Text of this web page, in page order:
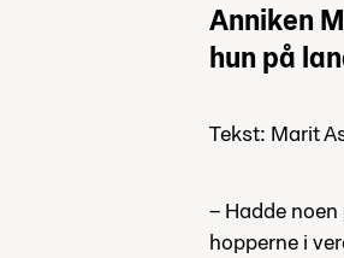
Anniken
hun på
Tekst: Marit
– Hadde
hopperne i